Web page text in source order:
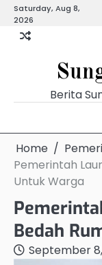
Skip
content
Saturday, Aug 8,
2026
Berita
Home
Pemerintah
Untuk Warga
Bedah
September